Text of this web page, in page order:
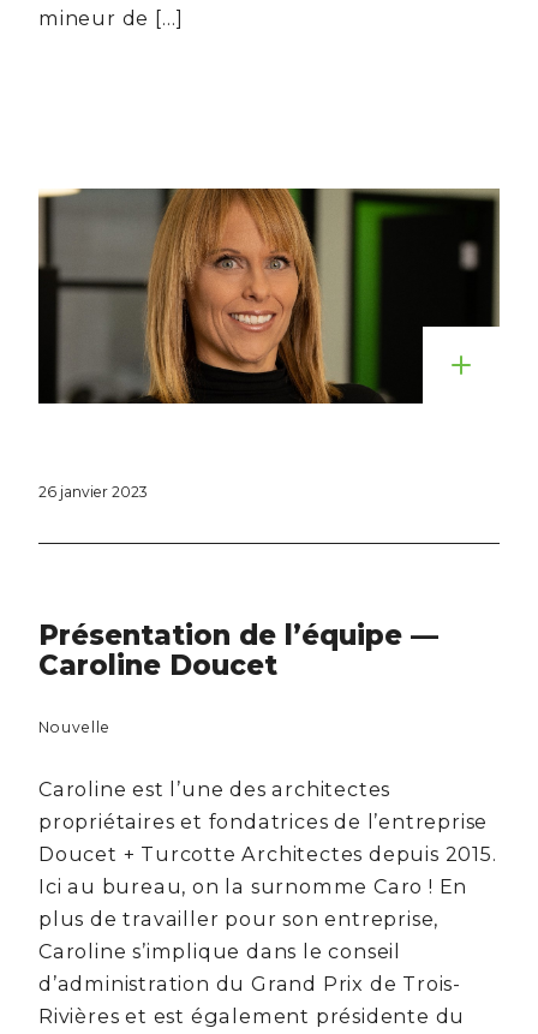
mineur de […]
26 janvier 2023
Présentation de l’équipe —
Caroline Doucet
Nouvelle
Caroline est l’une des architectes
propriétaires et fondatrices de l’entreprise
Doucet + Turcotte Architectes depuis 2015.
Ici au bureau, on la surnomme Caro ! En
plus de travailler pour son entreprise,
Caroline s’implique dans le conseil
d’administration du Grand Prix de Trois-
Rivières et est également présidente du